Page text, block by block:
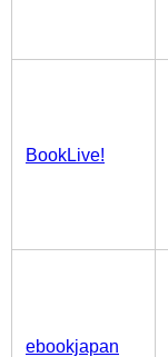
BookLive!
ebookjapan